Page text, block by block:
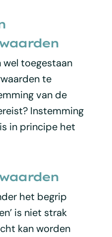
wel toegestaan
te
van de
Instemming
in principe het
het begrip
is niet strak
kan worden